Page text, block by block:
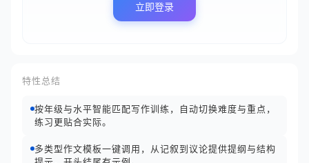
立即登录
特性总结
按年级与水平智能匹配写作训练，自动切换难度与重点，
练习更贴合实际。
多类型作文模板一键调用，从记叙到议论提供提纲与结构